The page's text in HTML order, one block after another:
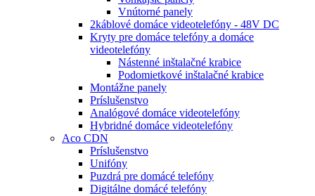
Vnútorné panely
2káblové domáce videotelefóny - 48V DC
Kryty pre domáce telefóny a domáce
videotelefóny
Nástenné inštalačné krabice
Podomietkové inštalačné krabice
Montážne panely
Príslušenstvo
Analógové domáce videotelefóny
Hybridné domáce videotelefóny
Aco CDN
Príslušenstvo
Unifóny
Puzdrá pre domácé telefóny
Digitálne domácé telefóny